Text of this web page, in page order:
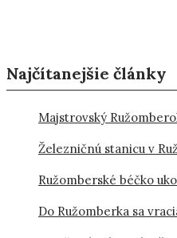
Najčítanejšie články
Majstrovský
Železničnú stanicu v
Ružomberské béčko
Do Ružomberka sa